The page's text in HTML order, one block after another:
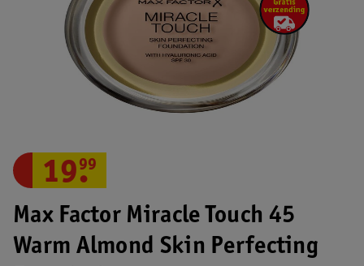
Max Factor Miracle Touch 45
Warm Almond Skin Perfecting
19.
99